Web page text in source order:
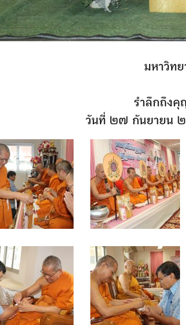
มหาวิท
รำลึกถึงคุ
วันที่ ๒๗ กันยายน ๒